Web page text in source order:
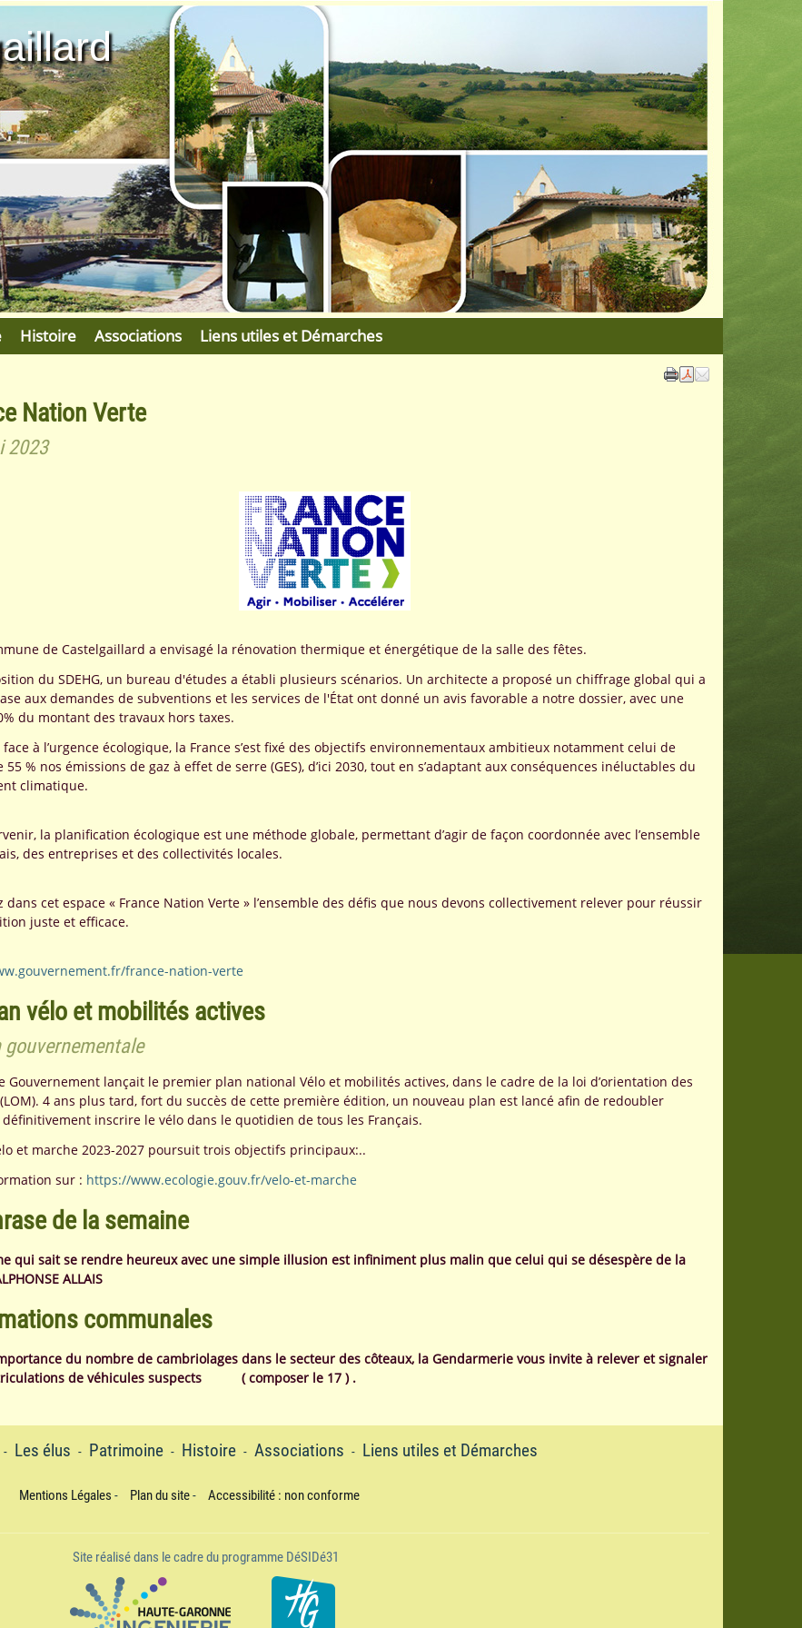
Histoire Associations Liens utiles et Démarches
Nation Verte
2023
de Castelgaillard a envisagé la rénovation thermique et énergétique de la salle des fêtes.
du SDEHG, un bureau d'études a établi plusieurs scénarios. Un architecte a proposé un chiffrage global qui a
aux demandes de subventions et les services de l'État ont donné un avis favorable a notre dossier, avec une
du montant des travaux hors taxes.
à l’urgence écologique, la France s’est fixé des objectifs environnementaux ambitieux notamment celui de
55 % nos émissions de gaz à effet de serre (GES), d’ici 2030, tout en s’adaptant aux conséquences inéluctables du
climatique.
la planification écologique est une méthode globale, permettant d’agir de façon coordonnée avec l’ensemble
des entreprises et des collectivités locales.
dans cet espace « France Nation Verte » l’ensemble des défis que nous devons collectivement relever pour réussir
juste et efficace.
france-nation-verte
vélo et mobilités actives
Gouvernement lançait le premier plan national Vélo et mobilités actives, dans le cadre de la loi d’orientation des
4 ans plus tard, fort du succès de cette première édition, un nouveau plan est lancé afin de redoubler
définitivement inscrire le vélo dans le quotidien de tous les Français.
et marche 2023-2027 poursuit trois objectifs principaux:..
sur : https://www.ecologie.gouv.fr/velo-et-marche
de la semaine
qui sait se rendre heureux avec une simple illusion est infiniment plus malin que celui qui se désespère de la
ALLAIS
communales
du nombre de cambriolages dans le secteur des côteaux, la Gendarmerie vous invite à relever et signaler
de véhicules suspects ( composer le 17 ) .
- Les élus - Patrimoine - Histoire - Associations - Liens utiles et Démarches
Mentions Légales - Plan du site- Accessibilité : non conforme
Site réalisé dans le cadre du programme DéSIDé31